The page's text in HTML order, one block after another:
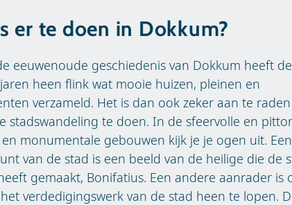
er te doen in Dokkum?
eeuwenoude geschiedenis van Dokkum heeft
heen flink wat mooie huizen, pleinen en
verzameld. Het is dan ook zeker aan te
stadswandeling te doen. In de sfeervolle en
monumentale gebouwen kijk je je ogen uit. Een
van de stad is een beeld van de heilige die de
gemaakt, Bonifatius. Een andere aanrader is
verdedigingswerk van de stad heen te lopen.